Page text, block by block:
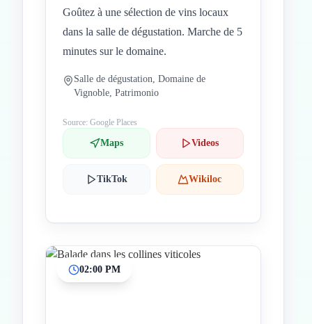
Goûtez à une sélection de vins locaux
dans la salle de dégustation. Marche de 5
minutes sur le domaine.
Salle de dégustation, Domaine de
Vignoble, Patrimonio
Source: Google Places
Maps Videos
TikTok Wikiloc
02:00 PM